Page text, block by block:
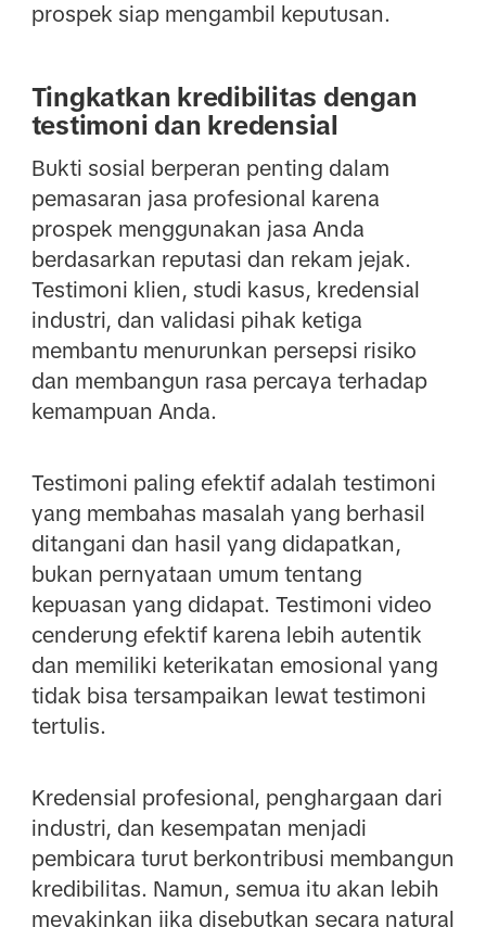
prospek siap mengambil keputusan.
Tingkatkan kredibilitas dengan
testimoni dan kredensial
Bukti sosial berperan penting dalam
pemasaran jasa profesional karena
prospek menggunakan jasa Anda
berdasarkan reputasi dan rekam jejak.
Testimoni klien, studi kasus, kredensial
industri, dan validasi pihak ketiga
membantu menurunkan persepsi risiko
dan membangun rasa percaya terhadap
kemampuan Anda.
Testimoni paling efektif adalah testimoni
yang membahas masalah yang berhasil
ditangani dan hasil yang didapatkan,
bukan pernyataan umum tentang
kepuasan yang didapat. Testimoni video
cenderung efektif karena lebih autentik
dan memiliki keterikatan emosional yang
tidak bisa tersampaikan lewat testimoni
tertulis.
Kredensial profesional, penghargaan dari
industri, dan kesempatan menjadi
pembicara turut berkontribusi membangun
kredibilitas. Namun, semua itu akan lebih
meyakinkan jika disebutkan secara natural